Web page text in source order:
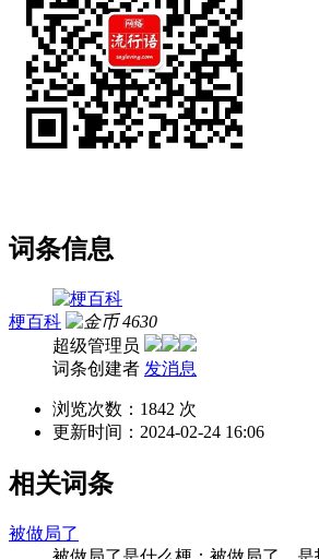
词条信息
梗百科
4630
超级管理员
词条创建者 发消息
浏览次数： 1842 次
更新时间： 2024-02-24 16:06
相关词条
被做局了